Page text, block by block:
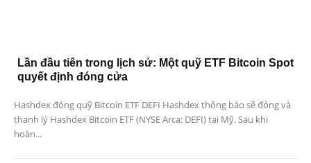
Lần đầu tiên trong lịch sử: Một quỹ ETF Bitcoin Spot
quyết định đóng cửa
Hashdex đóng quỹ Bitcoin ETF DEFI Hashdex thông báo sẽ đóng và
thanh lý Hashdex Bitcoin ETF (NYSE Arca: DEFI) tại Mỹ. Sau khi
hoàn...